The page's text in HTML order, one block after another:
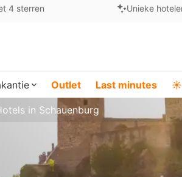
4 sterren Unieke
Outlet Last minutes ☀️
in Schauenburg